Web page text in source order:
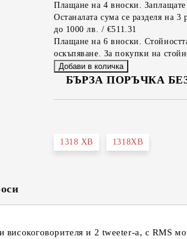
Плащане на 4 вноски. Заплащате
Останалата сума се разделя на
до 1000 лв. / €511.31
Плащане на 6 вноски.
оскъпяване. За покупки на
БЪРЗА ПОРЪЧКА
Съгласен съм с
1318 XB 1318XB
и 2 tweeter-а, с RMS